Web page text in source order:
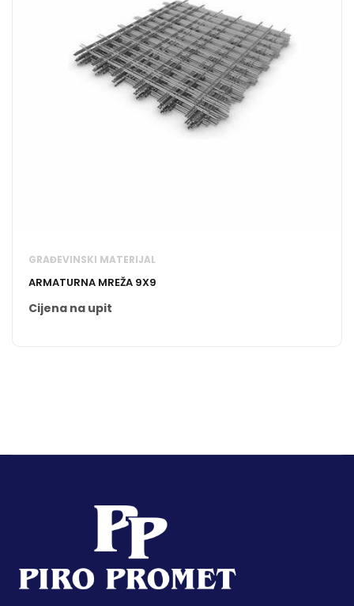
GRAĐEVINSKI MATERIJAL
ARMATURNA MREŽA 9X9
Cijena na upit